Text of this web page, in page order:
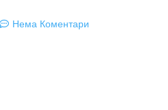
Нема Коментари